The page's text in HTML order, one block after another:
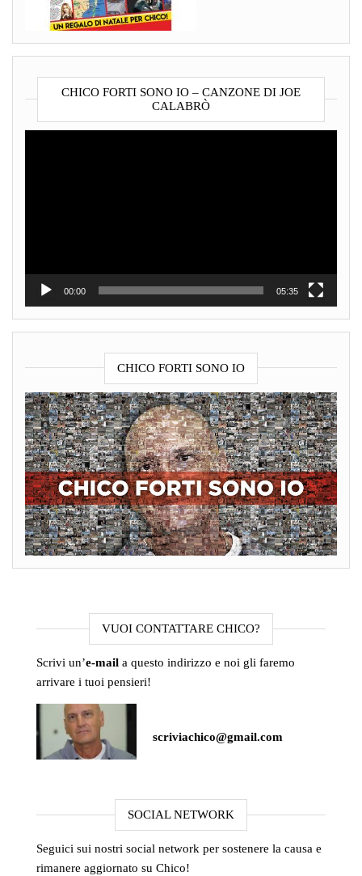
CHICO FORTI SONO IO – CANZONE DI JOE
CALABRÒ
00:00 05:35
CHICO FORTI SONO IO
VUOI CONTATTARE CHICO?
Scrivi un’e-mail a questo indirizzo e noi gli faremo
arrivare i tuoi pensieri!
scriviachico@gmail.com
SOCIAL NETWORK
Seguici sui nostri social network per sostenere la causa e
rimanere aggiornato su Chico!